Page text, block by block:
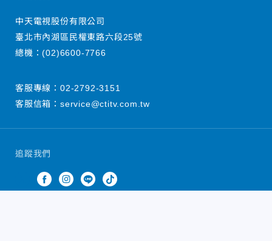
追蹤我們
中天電視股份有限公司
臺北市內湖區民權東路六段25號
總機：(02)6600-7766
客服專線： 02-2792-3151
客服信箱： service@ctitv.com.tw